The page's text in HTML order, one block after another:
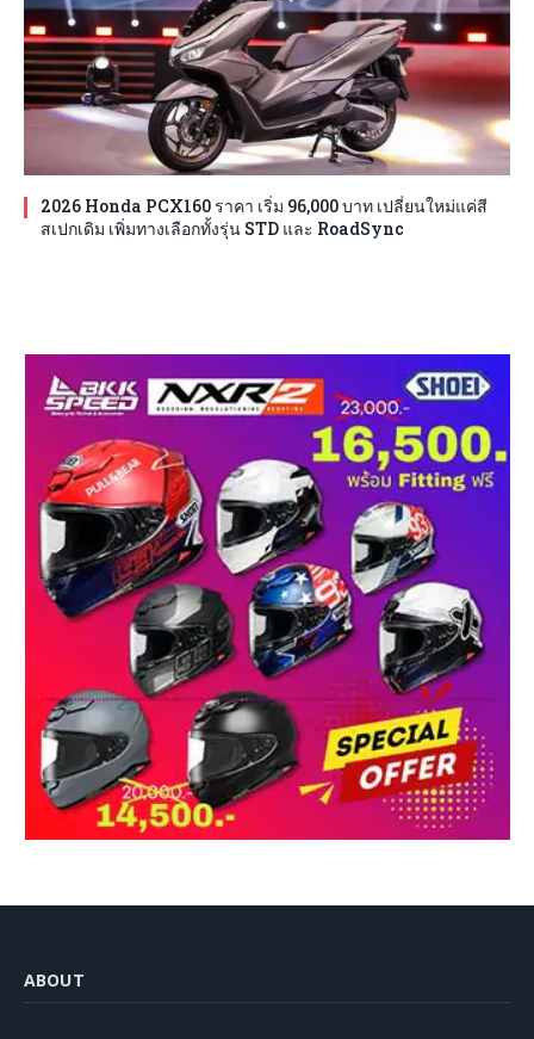
2026 Honda PCX160 ราคา เริ่ม 96,000 บาท เปลี่ยนใหม่แค่สี
สเปกเดิม เพิ่มทางเลือกทั้งรุ่น STD และ RoadSync
ABOUT